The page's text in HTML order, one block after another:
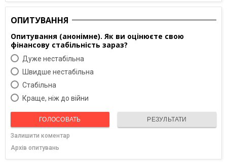
ОПИТУВАННЯ
Опитування (анонімне). Як ви оцінюєте свою
фінансову стабільність зараз?
Дуже нестабільна
Швидше нестабільна
Cтабільна
Краще, ніж до війни
ГОЛОСОВАТЬ РЕЗУЛЬТАТИ
Залишити коментар
Архів опитувань